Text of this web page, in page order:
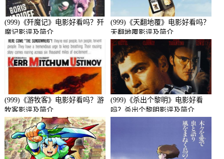
(999)《歼魔记》电影好看吗？歼
魔记影评及简介
(999)《天翻地覆》电影好看吗？
天翻地覆影评及简介
(999)《游牧客》电影好看吗？游
牧客影评及简介
(999)《杀出个黎明》电影好看
吗？杀出个黎明影评及简介